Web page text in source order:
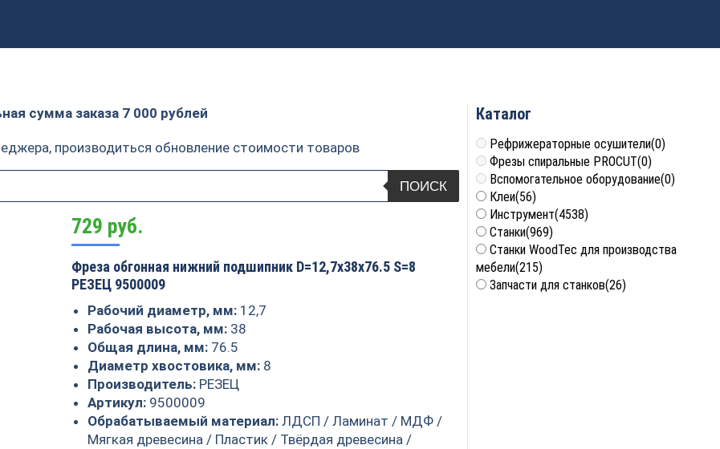
сумма заказа 7 000 рублей
производиться обновление стоимости товаров
ПОИСК
729 руб.
Фреза обгонная нижний подшипник D=12,7x38x76.5 S=8
РЕЗЕЦ 9500009
Рабочий диаметр, мм: 12,7
Рабочая высота, мм: 38
Общая длина, мм: 76.5
Диаметр хвостовика, мм: 8
Производитель: РЕЗЕЦ
Артикул: 9500009
Обрабатываемый материал: ЛДСП / Ламинат / МДФ /
Мягкая древесина / Пластик / Твёрдая древесина /
Каталог
Рефрижераторные осушители(0)
Фрезы спиральные PROCUT(0)
Вспомогательное оборудование(0)
Клеи(56)
Инструмент(4538)
Станки(969)
Станки WoodTec для производства
мебели(215)
Запчасти для станков(26)